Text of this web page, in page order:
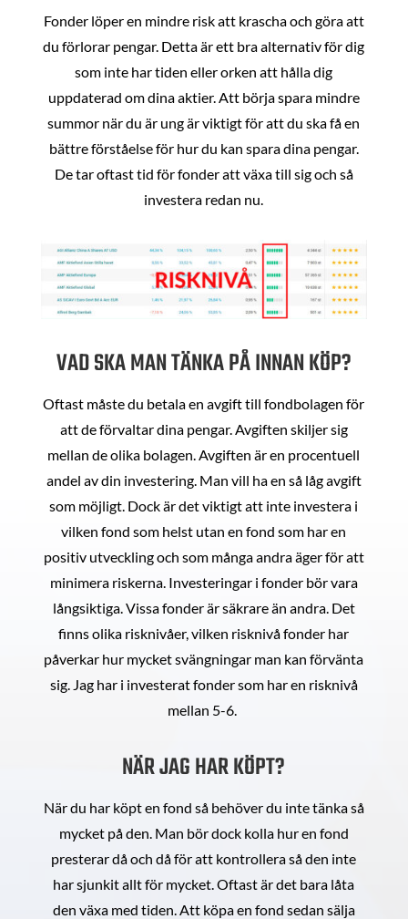
Fonder löper en mindre risk att krascha och göra att
du förlorar pengar. Detta är ett bra alternativ för dig
som inte har tiden eller orken att hålla dig
uppdaterad om dina aktier. Att börja spara mindre
summor när du är ung är viktigt för att du ska få en
bättre förståelse för hur du kan spara dina pengar.
De tar oftast tid för fonder att växa till sig och så
investera redan nu.
VAD SKA MAN TÄNKA PÅ INNAN KÖP?
Oftast måste du betala en avgift till fondbolagen för
att de förvaltar dina pengar. Avgiften skiljer sig
mellan de olika bolagen. Avgiften är en procentuell
andel av din investering. Man vill ha en så låg avgift
som möjligt. Dock är det viktigt att inte investera i
vilken fond som helst utan en fond som har en
positiv utveckling och som många andra äger för att
minimera riskerna. Investeringar i fonder bör vara
långsiktiga. Vissa fonder är säkrare än andra. Det
finns olika risknivåer, vilken risknivå fonder har
påverkar hur mycket svängningar man kan förvänta
sig. Jag har i investerat fonder som har en risknivå
mellan 5-6.
NÄR JAG HAR KÖPT?
När du har köpt en fond så behöver du inte tänka så
mycket på den. Man bör dock kolla hur en fond
presterar då och då för att kontrollera så den inte
har sjunkit allt för mycket. Oftast är det bara låta
den växa med tiden. Att köpa en fond sedan sälja